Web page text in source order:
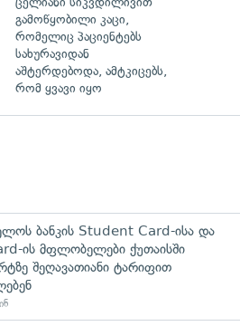
გამოწყობილი კაცი,
რომელიც პაციენტებს
სახურავიდან
აშტერდებოდა, ამტკიცებს,
რომ ყვავი იყო
ბანკის Student Card-ისა და
ის მფლობელები ქუთაისში
შეღავათიანი ტარიფით